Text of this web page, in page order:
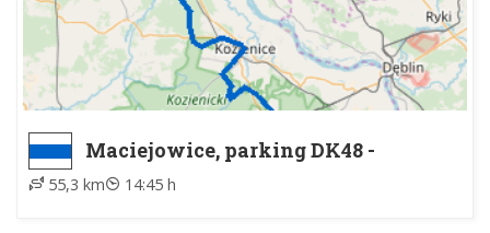
Maciejowice, parking DK48 -
Leokadiów, skrzyżowanie
55,3 km 14:45 h